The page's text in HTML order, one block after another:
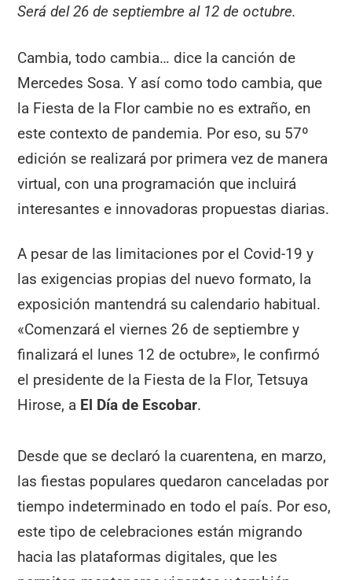
Será del 26 de septiembre al 12 de octubre.
Cambia, todo cambia… dice la canción de
Mercedes Sosa. Y así como todo cambia, que
la Fiesta de la Flor cambie no es extraño, en
este contexto de pandemia. Por eso, su 57º
edición se realizará por primera vez de manera
virtual, con una programación que incluirá
interesantes e innovadoras propuestas diarias.
A pesar de las limitaciones por el Covid-19 y
las exigencias propias del nuevo formato, la
exposición mantendrá su calendario habitual.
«Comenzará el viernes 26 de septiembre y
finalizará el lunes 12 de octubre», le confirmó
el presidente de la Fiesta de la Flor, Tetsuya
Hirose, a El Día de Escobar.
Desde que se declaró la cuarentena, en marzo,
las fiestas populares quedaron canceladas por
tiempo indeterminado en todo el país. Por eso,
este tipo de celebraciones están migrando
hacia las plataformas digitales, que les